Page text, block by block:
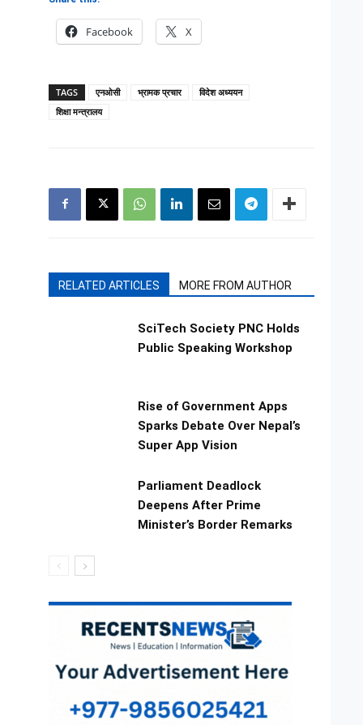
Facebook X
TAGS एनओसी भ्रामक प्रचार
विदेश अध्ययन
शिक्षा मन्त्रालय
RELATED ARTICLES MORE FROM AUTHOR
SciTech Society PNC Holds
Public Speaking Workshop
Rise of Government Apps
Sparks Debate Over Nepal’s
Super App Vision
Parliament Deadlock
Deepens After Prime
Minister’s Border Remarks